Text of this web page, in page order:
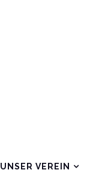
UNSER VEREIN